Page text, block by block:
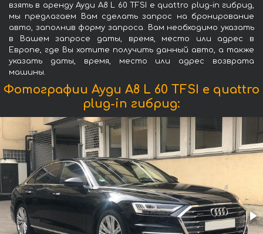
взять в аренду Ауди A8 L 60 TFSI e quattro plug-in гибрид,
мы предлагаем Вам сделать запрос на бронирование
авто, заполнив форму запроса. Вам необходимо указать
в Вашем запросе даты, время, место или адрес в
Европе, где Вы хотите получить данный авто, а также
указать даты, время, место или адрес возврата
машины.
Фотографии Ауди A8 L 60 TFSI e quattro
plug-in гибрид: